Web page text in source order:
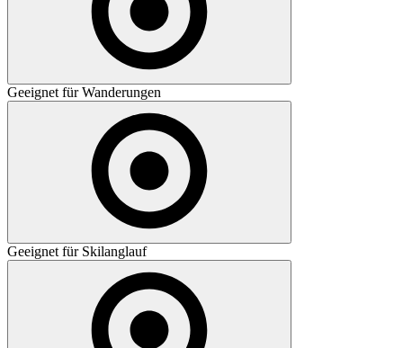
Geeignet für Wanderungen
Geeignet für Skilanglauf